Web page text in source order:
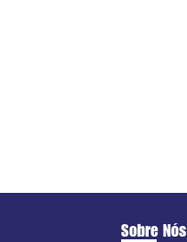
Sobre Nós